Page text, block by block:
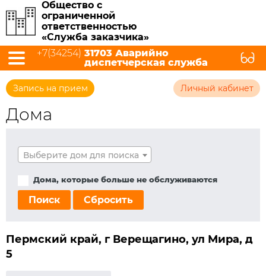
Общество с
ограниченной
ответственностью
«Служба заказчика»
+7(34254) 31703 Аварийно
диспетчерская служба
Запись на прием Личный кабинет
Дома
Выберите дом для поиска
Дома, которые больше не обслуживаются
Поиск Сбросить
Пермский край, г Верещагино, ул Мира, д
5